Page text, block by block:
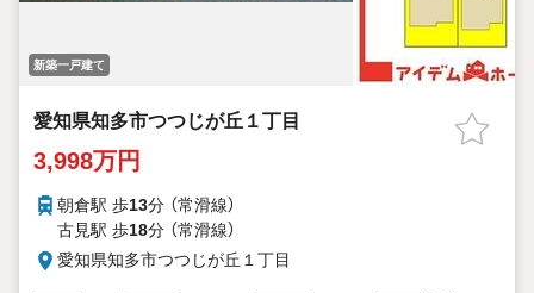
新築一戸建て
愛知県知多市つつじが丘１丁目
3,998万円
朝倉駅 歩13分 （常滑線）
古見駅 歩18分 （常滑線）
愛知県知多市つつじが丘１丁目